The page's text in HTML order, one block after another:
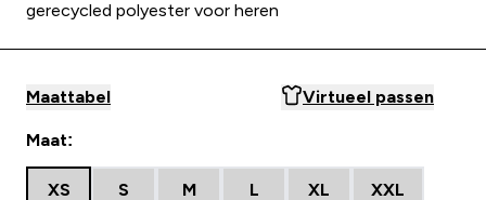
gerecycled polyester voor heren
Maattabel Virtueel passen
Maat:
XS S M L XL XXL